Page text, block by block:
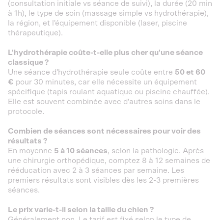
(consultation initiale vs séance de suivi), la durée (20 min
à 1h), le type de soin (massage simple vs hydrothérapie),
la région, et l'équipement disponible (laser, piscine
thérapeutique).
L'hydrothérapie coûte-t-elle plus cher qu'une séance
classique ?
Une séance d'hydrothérapie seule coûte entre 50 et 60
€ pour 30 minutes, car elle nécessite un équipement
spécifique (tapis roulant aquatique ou piscine chauffée).
Elle est souvent combinée avec d'autres soins dans le
protocole.
Combien de séances sont nécessaires pour voir des
résultats ?
En moyenne 5 à 10 séances, selon la pathologie. Après
une chirurgie orthopédique, comptez 8 à 12 semaines de
rééducation avec 2 à 3 séances par semaine. Les
premiers résultats sont visibles dès les 2-3 premières
séances.
Le prix varie-t-il selon la taille du chien ?